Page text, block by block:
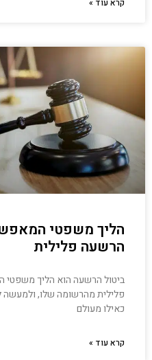
קרא עוד »
הליך משפטי
הרשעה פלילית
ביטול הרשעה הוא הליך
פלילית מהרשומה שלו,
כאילו מעולם
קרא עוד »